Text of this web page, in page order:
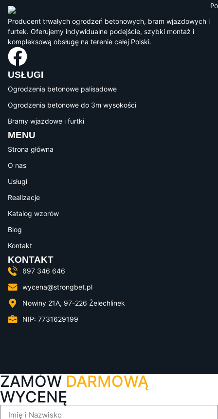
Producent trwałych ogrodzeń betonowych, bram wjazdowych i
furtek. Oferujemy indywidualne podejście, szybki montaż i
kompleksową obsługę na terenie całej Polski.
USŁUGI
Ogrodzenia betonowe palisadowe
Ogrodzenia betonowe do 3m wysokości
Bramy wjazdowe i furtki
MENU
Strona główna
O nas
Usługi
Realizacje
Katalog wzorów
Blog
Kontakt
KONTAKT
697 346 646
wycena@strongbet.pl
Nowiny 21A, 97-226 Żelechlinek
NIP: 7731629199
ZAMÓW DARMOWĄ
WYCENĘ